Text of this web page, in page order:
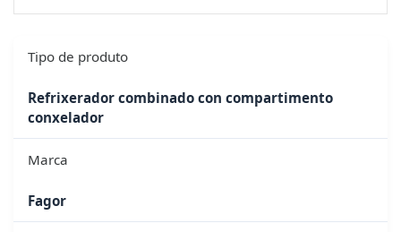
Tipo de produto
Refrixerador combinado con compartimento
conxelador
Marca
Fagor